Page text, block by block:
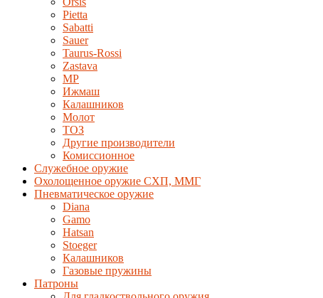
Pietta
Sabatti
Sauer
Taurus-Rossi
Zastava
MP
Ижмаш
Калашников
Молот
ТОЗ
Другие производители
Комиссионное
Служебное оружие
Охолощенное оружие СХП, ММГ
Пневматическое оружие
Diana
Gamo
Hatsan
Stoeger
Калашников
Газовые пружины
Патроны